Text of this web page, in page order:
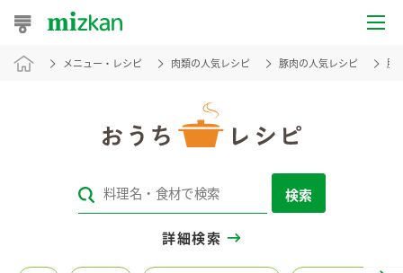
おうちレシピ
レシピカテゴリ一覧
メニュー・レシピ 肉類の人気レシピ 豚肉の人気レシピ 豚
検索
詳細検索